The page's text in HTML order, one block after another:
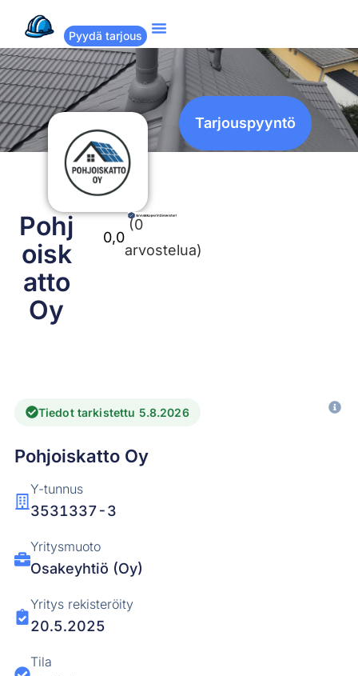
Pyydä tarjous
Pohj
oisk
atto
Oy
0,0
(0
arvostelua)
Tarjouspyyntö
Tiedot tarkistettu 5.8.2026
Pohjoiskatto Oy
Y-tunnus
3531337-3
Yritysmuoto
Osakeyhtiö (Oy)
Yritys rekisteröity
20.5.2025
Tila